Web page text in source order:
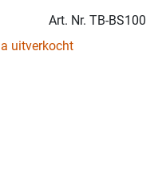
Art. Nr. TB-BS100
uitverkocht